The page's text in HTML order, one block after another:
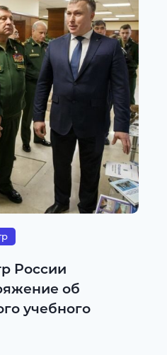
России
об
учебного